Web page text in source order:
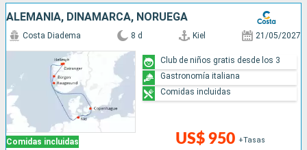
ALEMANIA, DINAMARCA, NORUEGA
Comidas incluidas
Costa Diadema 8 d Kiel 21/05/2027
US$ 950 +Tasas
Club de niños gratis desde los 3
Gastronomía italiana
Comidas incluidas